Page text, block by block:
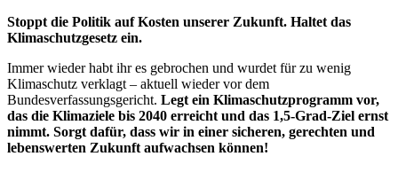
Stoppt die Politik auf Kosten unserer Zukunft. Haltet das
Klimaschutzgesetz ein.
Immer wieder habt ihr es gebrochen und wurdet für zu wenig
Klimaschutz verklagt – aktuell wieder vor dem
Bundesverfassungsgericht. Legt ein Klimaschutzprogramm vor,
das die Klimaziele bis 2040 erreicht und das 1,5-Grad-Ziel ernst
nimmt. Sorgt dafür, dass wir in einer sicheren, gerechten und
lebenswerten Zukunft aufwachsen können!